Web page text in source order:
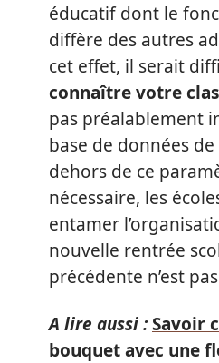
éducatif dont le
diffère des autres
cet effet, il serait
connaître votre
pas préalablement
base de données
dehors de ce
nécessaire, les
entamer
nouvelle rentrée
précédente n’est
A lire aussi :Savoir
bouquet avec une